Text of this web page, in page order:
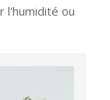
l'humidité ou